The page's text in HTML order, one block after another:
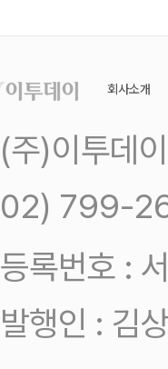
회사소개
(주)이투데
02) 799-
등록번호 :
발행인 : 김